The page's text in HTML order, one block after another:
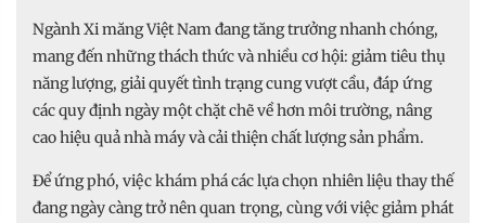
Ngành Xi măng Việt Nam đang tăng trưởng nhanh chóng,
mang đến những thách thức và nhiều cơ hội: giảm tiêu thụ
năng lượng, giải quyết tình trạng cung vượt cầu, đáp ứng
các quy định ngày một chặt chẽ về hơn môi trường, nâng
cao hiệu quả nhà máy và cải thiện chất lượng sản phẩm.
Để ứng phó, việc khám phá các lựa chọn nhiên liệu thay thế
đang ngày càng trở nên quan trọng, cùng với việc giảm phát